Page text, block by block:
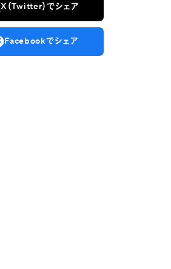
X（Twitter）でシェア
Facebookでシェア